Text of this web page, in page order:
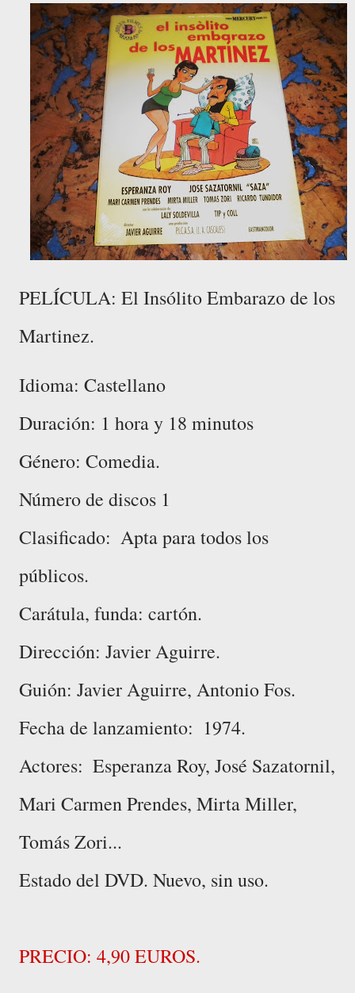
PELÍCULA: El Insólito Embarazo de los
Martinez.
Idioma: Castellano
Duración: 1 hora y 18 minutos
Género: Comedia.
Número de discos 1
Clasificado: ‎ Apta para todos los
públicos.
Carátula, funda: cartón.
Dirección: ‎Javier Aguirre.
Guión: Javier Aguirre, Antonio Fos.
Fecha de lanzamiento: ‎ 1974.
Actores: ‎ Esperanza Roy, José Sazatornil,
Mari Carmen Prendes, Mirta Miller,
Tomás Zori...
Estado del DVD. Nuevo, sin uso.
PRECIO: 4,90 EUROS.